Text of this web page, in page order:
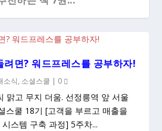
려면? 워드프레스를 공부하자!
소식, 소셜스쿨 | 0
맑고 무지 더움. 선정릉역 앞 서울
스쿨 18기 [고객을 부르고 매출을
스템 구축 과정] 5주차...